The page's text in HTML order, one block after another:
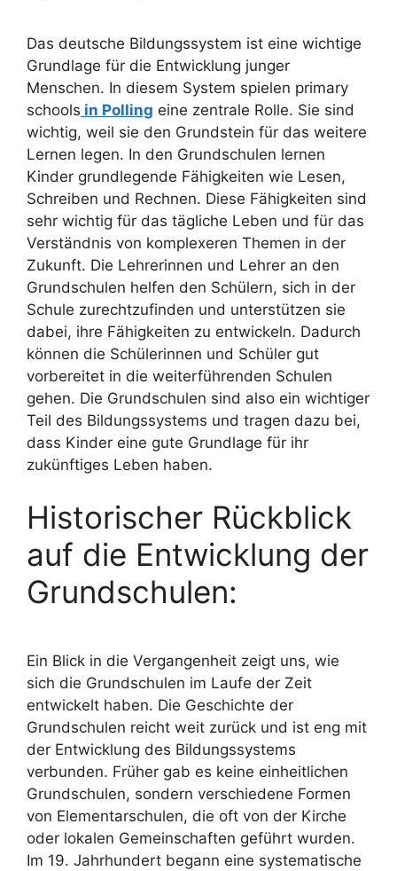
Das deutsche Bildungssystem ist eine wichtige
Grundlage für die Entwicklung junger
Menschen. In diesem System spielen primary
schools in Polling eine zentrale Rolle. Sie sind
wichtig, weil sie den Grundstein für das weitere
Lernen legen. In den Grundschulen lernen
Kinder grundlegende Fähigkeiten wie Lesen,
Schreiben und Rechnen. Diese Fähigkeiten sind
sehr wichtig für das tägliche Leben und für das
Verständnis von komplexeren Themen in der
Zukunft. Die Lehrerinnen und Lehrer an den
Grundschulen helfen den Schülern, sich in der
Schule zurechtzufinden und unterstützen sie
dabei, ihre Fähigkeiten zu entwickeln. Dadurch
können die Schülerinnen und Schüler gut
vorbereitet in die weiterführenden Schulen
gehen. Die Grundschulen sind also ein wichtiger
Teil des Bildungssystems und tragen dazu bei,
dass Kinder eine gute Grundlage für ihr
zukünftiges Leben haben.
Historischer Rückblick
auf die Entwicklung der
Grundschulen:
Ein Blick in die Vergangenheit zeigt uns, wie
sich die Grundschulen im Laufe der Zeit
entwickelt haben. Die Geschichte der
Grundschulen reicht weit zurück und ist eng mit
der Entwicklung des Bildungssystems
verbunden. Früher gab es keine einheitlichen
Grundschulen, sondern verschiedene Formen
von Elementarschulen, die oft von der Kirche
oder lokalen Gemeinschaften geführt wurden.
Im 19. Jahrhundert begann eine systematische